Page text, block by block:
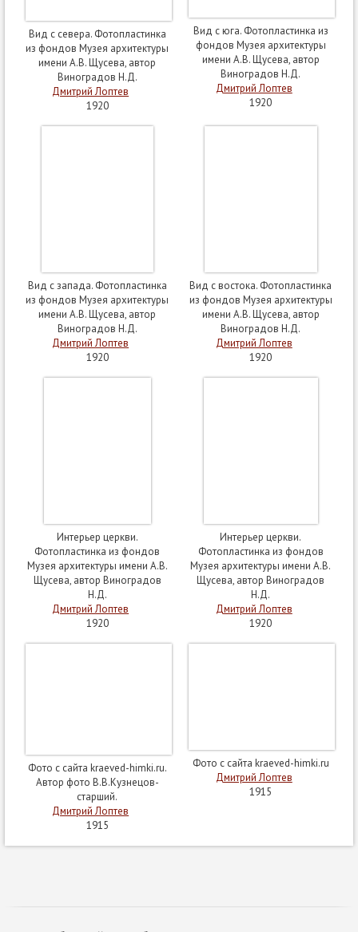
Вид с севера. Фотопластинка
из фондов Музея архитектуры
имени А.В. Щусева, автор
Виноградов Н.Д.
Дмитрий Лоптев
1920
Вид с юга. Фотопластинка из
фондов Музея архитектуры
имени А.В. Щусева, автор
Виноградов Н.Д.
Дмитрий Лоптев
1920
Вид с запада. Фотопластинка
из фондов Музея архитектуры
имени А.В. Щусева, автор
Виноградов Н.Д.
Дмитрий Лоптев
1920
Вид с востока. Фотопластинка
из фондов Музея архитектуры
имени А.В. Щусева, автор
Виноградов Н.Д.
Дмитрий Лоптев
1920
Интерьер церкви.
Фотопластинка из фондов
Музея архитектуры имени А.В.
Щусева, автор Виноградов
Н.Д.
Дмитрий Лоптев
1920
Интерьер церкви.
Фотопластинка из фондов
Музея архитектуры имени А.В.
Щусева, автор Виноградов
Н.Д.
Дмитрий Лоптев
1920
Фото с сайта kraeved-himki.ru.
Автор фото В.В.Кузнецов-
старший.
Дмитрий Лоптев
1915
Фото с сайта kraeved-himki.ru
Дмитрий Лоптев
1915